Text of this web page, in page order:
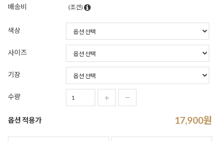
배송비 (조건)
색상
사이즈
기장
수량
옵션 적용가 17,900원